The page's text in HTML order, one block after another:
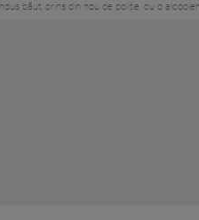
băut, prins din nou de poliție, cu o